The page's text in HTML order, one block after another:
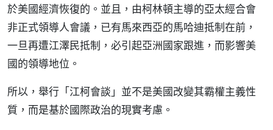
於美國經濟恢復的。並且，由柯林頓主導的亞太經合會
非正式領導人會議，已有馬來西亞的馬哈迪抵制在前，
一旦再遭江澤民抵制，必引起亞洲國家跟進，而影響美
國的領導地位。
所以，舉行「江柯會談」並不是美國改變其霸權主義性
質，而是基於國際政治的現實考慮。